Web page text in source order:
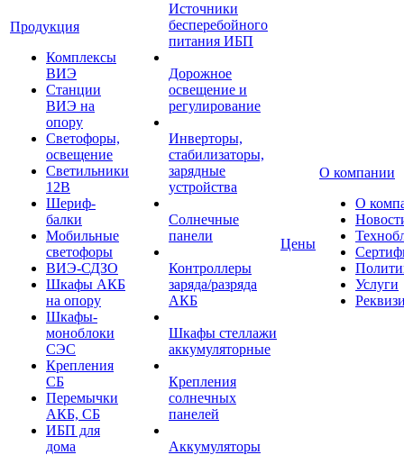
Продукция
Комплексы
ВИЭ
Станции
ВИЭ на
опору
Светофоры,
освещение
Светильники
12В
Шериф-
балки
Мобильные
светофоры
ВИЭ-СДЗО
Шкафы АКБ
на опору
Шкафы-
моноблоки
СЭС
Крепления
СБ
Перемычки
АКБ, СБ
ИБП для
дома
Источники
бесперебойного
питания ИБП
Дорожное
освещение и
регулирование
Инверторы,
стабилизаторы,
зарядные
устройства
Солнечные
панели
Контроллеры
заряда/разряда
АКБ
Шкафы стеллажи
аккумуляторные
Крепления
солнечных
панелей
Аккумуляторы
Цены
О компании
О
Услуги